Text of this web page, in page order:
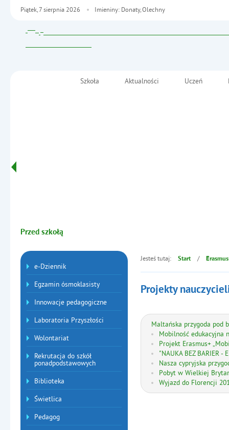
Piątek, 7 sierpnia 2026 Imieniny: Donaty, Olechny
Szkoła Aktualności Uczeń
Przed szkołą
Menu dodatkowe
e-Dziennik
Egzamin ósmoklasisty
Innowacje pedagogiczne
Laboratoria Przyszłości
Wolontariat
Rekrutacja do szkół
ponadpodstawowych
Biblioteka
Świetlica
Pedagog
Jesteś tutaj: Start /
Projekty
Maltańska przygoda pod
Mobilność edukacyjna
Projekt Erasmus+
"NAUKA BEZ BARIER -
Nasza cypryjska
Pobyt w Wielkiej
Wyjazd do Florencji